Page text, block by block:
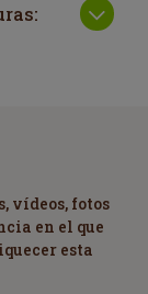
vídeos, fotos
en el que
esta